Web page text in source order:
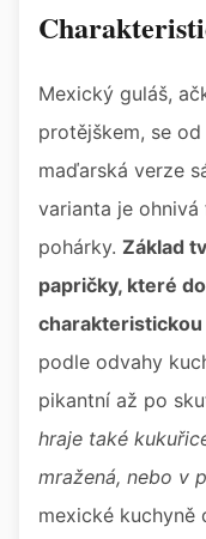
Mexický guláš,
protějškem, se
maďarská verze
varianta je
pohárky. Základ
papričky, které
charakteristickou
podle odvahy
pikantní až po
hraje také
mražená, nebo v
mexické kuchyně